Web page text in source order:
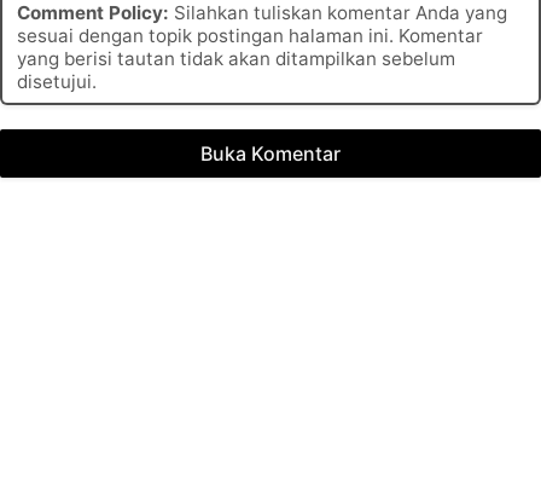
Comment Policy: Silahkan tuliskan komentar Anda yang
sesuai dengan topik postingan halaman ini. Komentar
yang berisi tautan tidak akan ditampilkan sebelum
disetujui.
Buka Komentar